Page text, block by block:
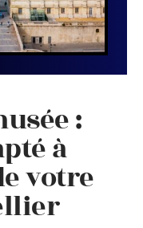
:
à
votre